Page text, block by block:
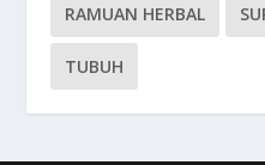
RAMUAN HERBAL
TUBUH